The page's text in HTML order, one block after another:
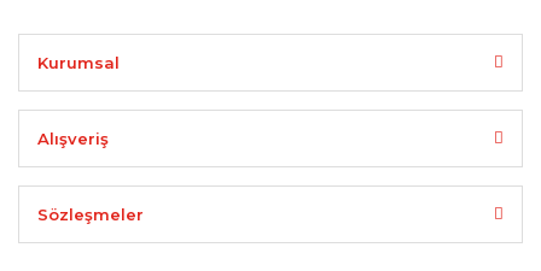
Kurumsal
Alışveriş
Sözleşmeler